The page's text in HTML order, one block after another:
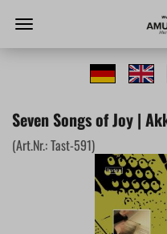
Seven Songs of Joy |
(Art.Nr.:Tast-591)